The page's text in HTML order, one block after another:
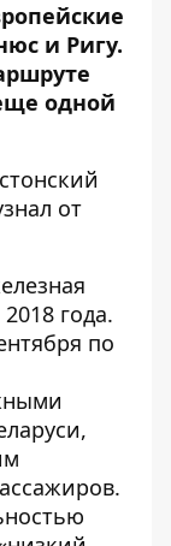
и Ригу.
одной
от
года.
по